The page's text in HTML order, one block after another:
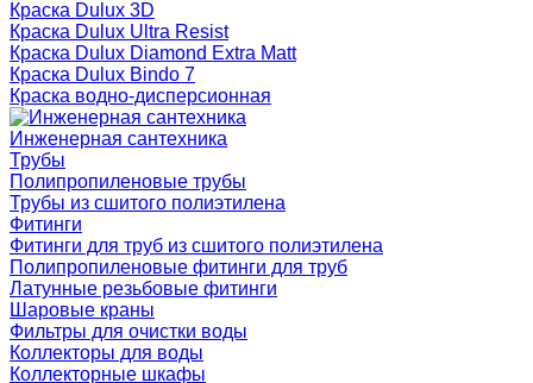
Краска Dulux 3D
Краска Dulux Ultra Resist
Краска Dulux Diamond Extra Matt
Краска Dulux Bindo 7
Краска водно-дисперсионная
Инженерная сантехника
Трубы
Полипропиленовые трубы
Трубы из сшитого полиэтилена
Фитинги
Фитинги для труб из сшитого полиэтилена
Полипропиленовые фитинги для труб
Латунные резьбовые фитинги
Шаровые краны
Фильтры для очистки воды
Коллекторы для воды
Коллекторные шкафы